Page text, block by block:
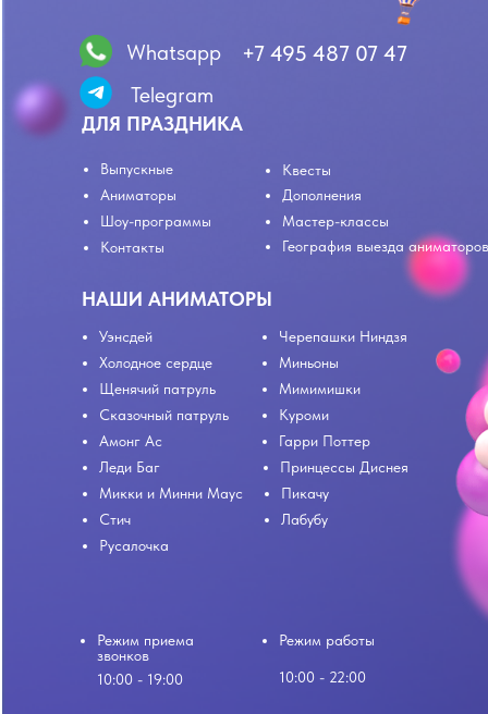
НАШИ АНИМАТОРЫ
Уэнсдей
Холодное сердце
Щенячий патруль
Сказочный патруль
Амонг Ас
Стич
Черепашки Ниндзя
Миньоны
Мимимишки
Куроми
Гарри Поттер
Русалочка
Лабубу
Принцессы Диснея
Леди Баг
Микки и Минни Маус
+7 495 487 07 47
Режим приема
звонков
10:00 - 19:00
Режим работы
10:00 - 22:00
Пикачу
ДЛЯ ПРАЗДНИКА
Аниматоры
Шоу-программы
Квесты
Мастер-классы
Дополнения
Whatsapp
Telegram
Контакты География выезда аниматоров
Выпускные